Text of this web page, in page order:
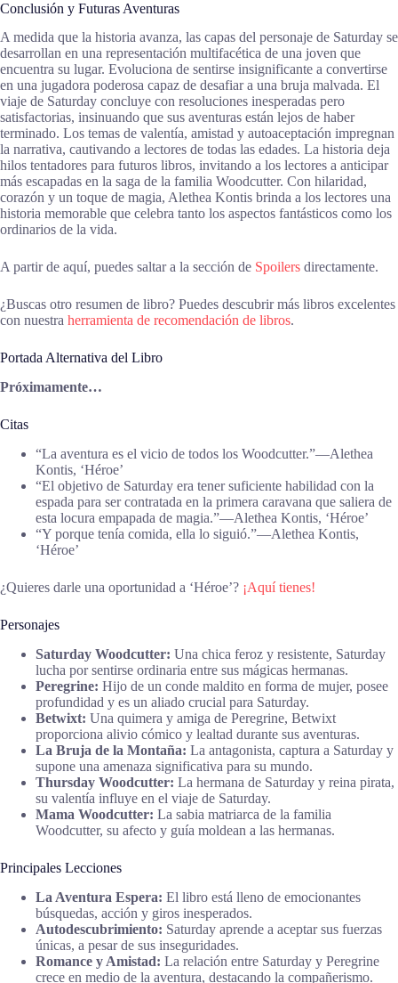
Conclusión y Futuras Aventuras
A medida que la historia avanza, las capas del personaje de Saturday se
desarrollan en una representación multifacética de una joven que
encuentra su lugar. Evoluciona de sentirse insignificante a convertirse
en una jugadora poderosa capaz de desafiar a una bruja malvada. El
viaje de Saturday concluye con resoluciones inesperadas pero
satisfactorias, insinuando que sus aventuras están lejos de haber
terminado. Los temas de valentía, amistad y autoaceptación impregnan
la narrativa, cautivando a lectores de todas las edades. La historia deja
hilos tentadores para futuros libros, invitando a los lectores a anticipar
más escapadas en la saga de la familia Woodcutter. Con hilaridad,
corazón y un toque de magia, Alethea Kontis brinda a los lectores una
historia memorable que celebra tanto los aspectos fantásticos como los
ordinarios de la vida.
A partir de aquí, puedes saltar a la sección de Spoilers directamente.
¿Buscas otro resumen de libro? Puedes descubrir más libros excelentes
con nuestra herramienta de recomendación de libros.
Portada Alternativa del Libro
Próximamente…
Citas
“La aventura es el vicio de todos los Woodcutter.”―Alethea
Kontis, ‘Héroe’
“El objetivo de Saturday era tener suficiente habilidad con la
espada para ser contratada en la primera caravana que saliera de
esta locura empapada de magia.”―Alethea Kontis, ‘Héroe’
“Y porque tenía comida, ella lo siguió.”―Alethea Kontis,
‘Héroe’
¿Quieres darle una oportunidad a ‘Héroe’? ¡Aquí tienes!
Personajes
Saturday Woodcutter: Una chica feroz y resistente, Saturday
lucha por sentirse ordinaria entre sus mágicas hermanas.
Peregrine: Hijo de un conde maldito en forma de mujer, posee
profundidad y es un aliado crucial para Saturday.
Betwixt: Una quimera y amiga de Peregrine, Betwixt
proporciona alivio cómico y lealtad durante sus aventuras.
La Bruja de la Montaña: La antagonista, captura a Saturday y
supone una amenaza significativa para su mundo.
Thursday Woodcutter: La hermana de Saturday y reina pirata,
su valentía influye en el viaje de Saturday.
Mama Woodcutter: La sabia matriarca de la familia
Woodcutter, su afecto y guía moldean a las hermanas.
Principales Lecciones
La Aventura Espera: El libro está lleno de emocionantes
búsquedas, acción y giros inesperados.
Autodescubrimiento: Saturday aprende a aceptar sus fuerzas
únicas, a pesar de sus inseguridades.
Romance y Amistad: La relación entre Saturday y Peregrine
crece en medio de la aventura, destacando la compañerismo.